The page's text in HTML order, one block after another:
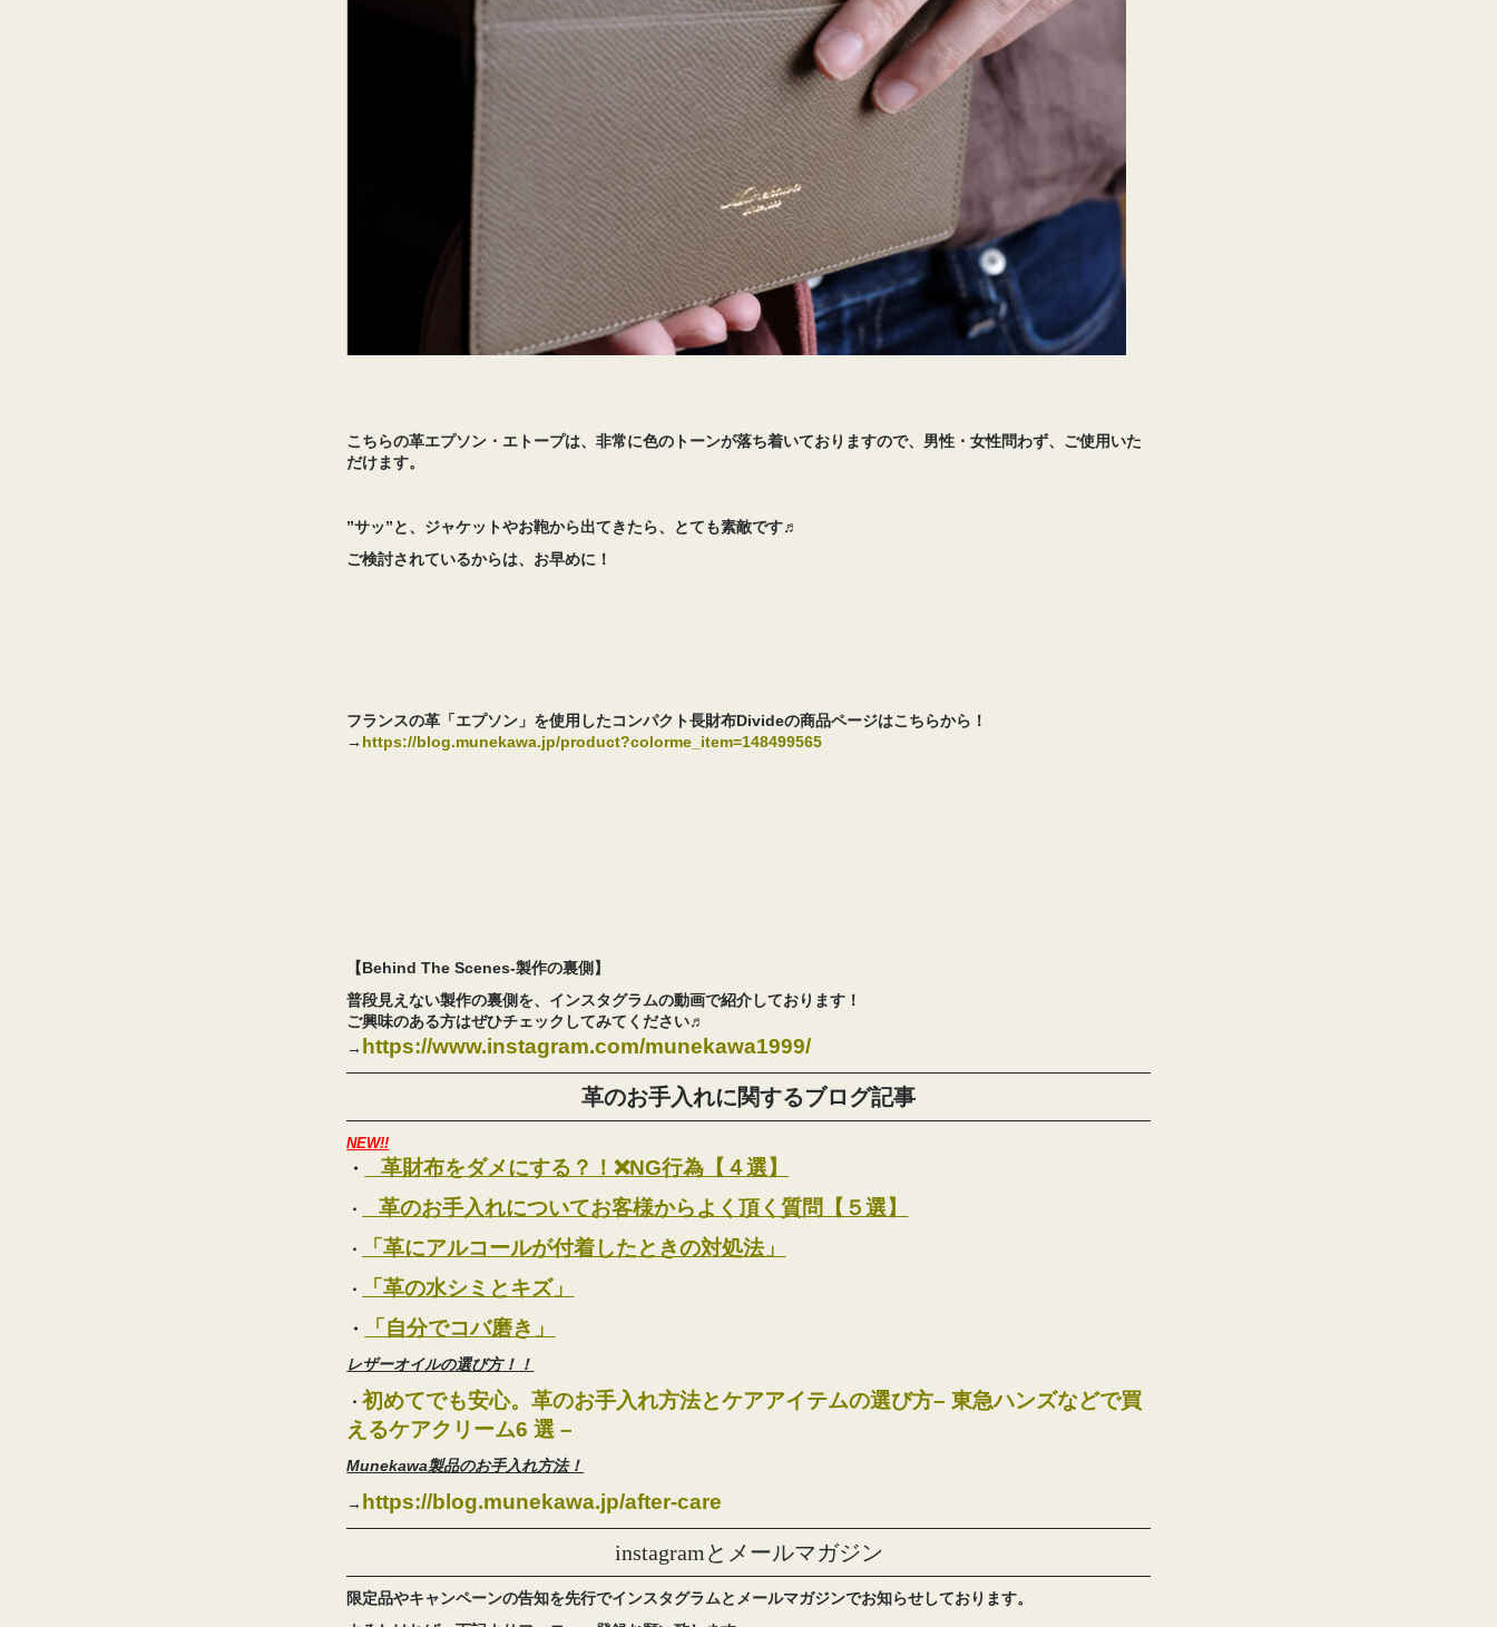
こちらの革エプソン・エトープは、非常に色のトーンが落ち着いておりますので、男性・女性問わず、ご使用いた
だけます。
”サッ”と、ジャケットやお鞄から出てきたら、とても素敵です♬
ご検討されているからは、お早めに！
フランスの革「エプソン」を使用したコンパクト長財布Divideの商品ページはこちらから！
→ https://blog.munekawa.jp/product?colorme_item=148499565
【Behind The Scenes-製作の裏側】
普段見えない製作の裏側を、インスタグラムの動画で紹介しております！
ご興味のある方はぜひチェックしてみてください♬
→ https://www.instagram.com/munekawa1999/
革のお手入れに関するブログ記事
NEW!!
・ 革財布をダメにする？！❌NG行為【４選】
・ 革のお手入れについてお客様からよく頂く質問【５選】
・ 「革にアルコールが付着したときの対処法」
・ 「革の水シミとキズ」
・ 「自分でコバ磨き」
レザーオイルの選び方！！
・初めてでも安心。革のお手入れ方法とケアアイテムの選び方– 東急ハンズなどで買
えるケアクリーム6 選 –
Munekawa製品のお手入れ方法！
→ https://blog.munekawa.jp/after-care
instagramとメールマガジン
限定品やキャンペーンの告知を先行でインスタグラムとメールマガジンでお知らせしております。